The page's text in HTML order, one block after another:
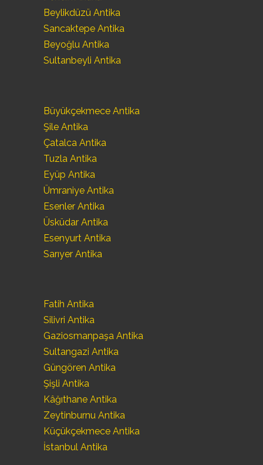
Beylikdüzü Antika
Sancaktepe Antika
Beyoğlu Antika
Sultanbeyli Antika
Büyükçekmece Antika
Şile Antika
Çatalca Antika
Tuzla Antika
Eyüp Antika
Ümraniye Antika
Esenler Antika
Üsküdar Antika
Esenyurt Antika
Sarıyer Antika
Fatih Antika
Silivri Antika
Gaziosmanpaşa Antika
Sultangazi Antika
Güngören Antika
Şişli Antika
Kâğıthane Antika
Zeytinburnu Antika
Küçükçekmece Antika
İstanbul Antika